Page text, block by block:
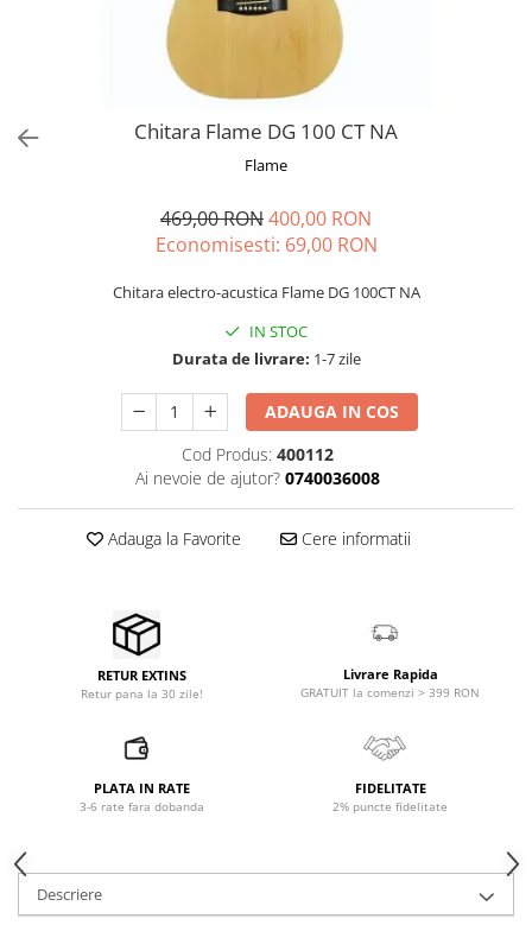
Microfoane de studio
Microfoane de Suprafata
Microfoane de voce si live
Microfoane lavaliera si headset
Microfoane pt Camere Video
Microfoane wireless si sisteme
Studio si inregistrari
Accesorii de microfoane
Accesorii de rack
Controllere MIDI - USB DAW
Controllere monitoare de studio
Convertoare AD/DA
Interfete MIDI si Cabluri Midi-USB
Microfoane de studio
Pop filtre
Preamplificatoare
Protectii antifonice pentru urechi
Chitara Flame DG 100 CT NA
Flame
469,00 RON400,00 RON
Economisesti: 69,00 RON
Chitara electro-acustica Flame DG 100CT NA
IN STOC
Durata de livrare: 1-7 zile
ADAUGA IN COS
Cod Produs: 400112
Ai nevoie de ajutor? 0740036008
Adauga la Favorite Cere informatii
RETUR EXTINS
Retur pana la 30 zile!
Livrare Rapida
GRATUIT la comenzi > 399 RON
PLATA IN RATE
3-6 rate fara dobanda
FIDELITATE
2% puncte fidelitate
Descriere